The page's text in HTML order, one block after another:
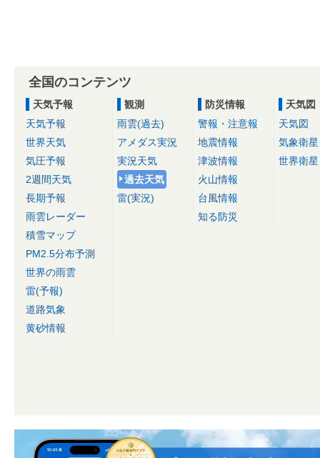
全国のコンテンツ
天気予報
天気予報
世界天気
気圧予報
2週間天気
長期予報
雨雲レーダー
積雪マップ
PM2.5分布予測
世界の雨雲
雷(予報)
道路気象
黄砂情報
観測
雨雲(過去)
アメダス実況
実況天気
過去天気
雷(実況)
防災情報
警報・注意報
地震情報
津波情報
火山情報
台風情報
知る防災
天気図
天気図
気象衛星
世界衛星